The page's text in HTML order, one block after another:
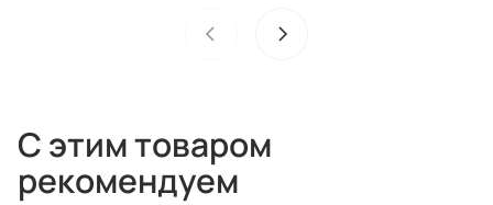
С этим товаром
рекомендуем